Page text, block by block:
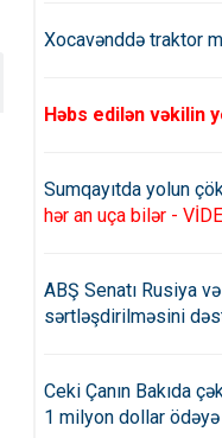
Xocavənddə traktor
Həbs edilən vəkilin
Sumqayıtda yolun
hər an uça bilər -
ABŞ Senatı Rusiya
sərtləşdirilməsini
Ceki Çanın Bakıda
1 milyon dollar